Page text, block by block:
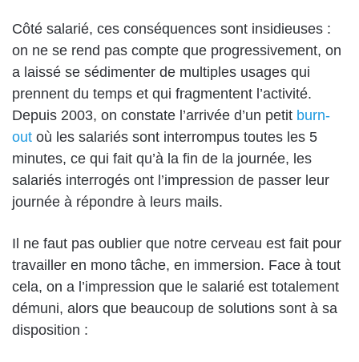
Côté salarié, ces conséquences sont insidieuses :
on ne se rend pas compte que progressivement, on
a laissé se sédimenter de multiples usages qui
prennent du temps et qui fragmentent l’activité.
Depuis 2003, on constate l’arrivée d’un petit burn-
out où les salariés sont interrompus toutes les 5
minutes, ce qui fait qu’à la fin de la journée, les
salariés interrogés ont l’impression de passer leur
journée à répondre à leurs mails.
Il ne faut pas oublier que notre cerveau est fait pour
travailler en mono tâche, en immersion. Face à tout
cela, on a l’impression que le salarié est totalement
démuni, alors que beaucoup de solutions sont à sa
disposition :